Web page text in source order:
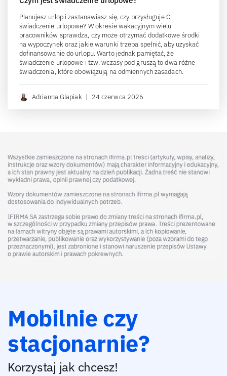
Planujesz urlop i zastanawiasz się, czy przysługuje Ci
świadczenie urlopowe? W okresie wakacyjnym wielu
pracowników sprawdza, czy może otrzymać dodatkowe środki
na wypoczynek oraz jakie warunki trzeba spełnić, aby uzyskać
dofinansowanie do urlopu. Warto jednak pamiętać, że
świadczenie urlopowe i tzw. wczasy pod gruszą to dwa różne
świadczenia, które obowiązują na odmiennych zasadach.
Adrianna Glapiak | 24 czerwca 2026
Mobilnie czy
stacjonarnie?
Korzystaj jak chcesz!